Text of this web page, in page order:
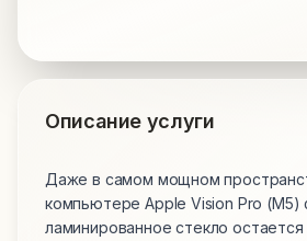
Описание услуги
Даже в самом мощном
компьютере Apple Vision Pro (M5)
ламинированное стекло